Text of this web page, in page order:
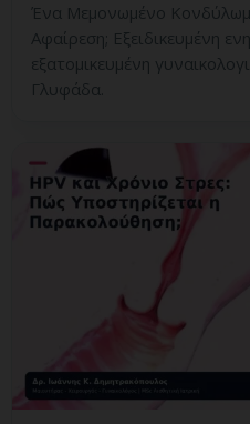
Ένα Μεμονωμένο
Αφαίρεση; Εξειδικευμένη
εξατομικευμένη
Γλυφάδα.